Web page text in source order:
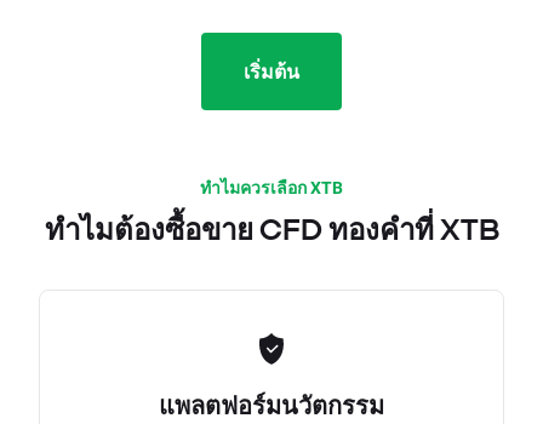
เริ่มต้น
ทำไมควรเลือก XTB
ทำไมต้องซื้อขาย CFD ทองคำที่ XTB
แพลตฟอร์มนวัตกรรม